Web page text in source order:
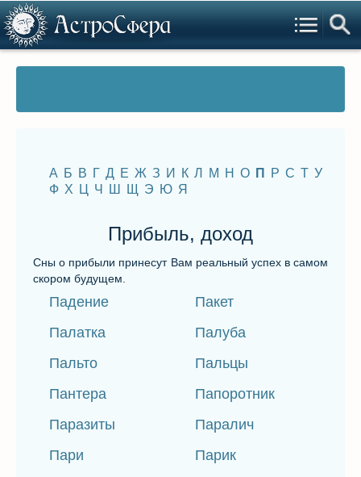
А Б В Г Д Е Ж З И К Л М Н О П Р С Т У
Ф Х Ц Ч Ш Щ Э Ю Я
Прибыль, доход
Сны о прибыли принесут Вам реальный успех в самом
скором будущем.
Падение
Пакет
Палатка
Палуба
Пальто
Пальцы
Пантера
Папоротник
Паразиты
Паралич
Пари
Парик